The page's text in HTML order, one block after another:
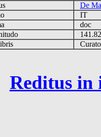
De
IT
doc
Reditus in